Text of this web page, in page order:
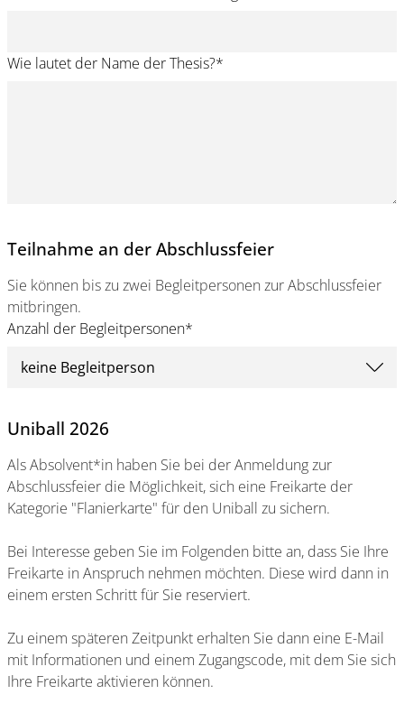
Wie lautet der Name der Thesis?*
Teilnahme an der Abschlussfeier
Sie können bis zu zwei Begleitpersonen zur Abschlussfeier
mitbringen.
Anzahl der Begleitpersonen*
Uniball 2026
Als Absolvent*in haben Sie bei der Anmeldung zur
Abschlussfeier die Möglichkeit, sich eine Freikarte der
Kategorie "Flanierkarte" für den Uniball zu sichern.
Bei Interesse geben Sie im Folgenden bitte an, dass Sie Ihre
Freikarte in Anspruch nehmen möchten. Diese wird dann in
einem ersten Schritt für Sie reserviert.
Zu einem späteren Zeitpunkt erhalten Sie dann eine E-Mail
mit Informationen und einem Zugangscode, mit dem Sie sich
Ihre Freikarte aktivieren können.